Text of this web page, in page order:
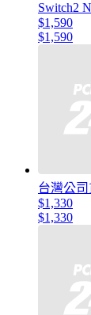
Switch2
$1,590
$1,590
台灣公
$1,330
$1,330